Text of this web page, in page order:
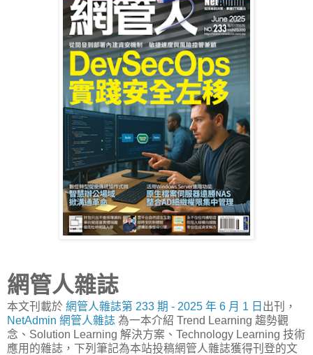
網管人雜誌
本文刊載於 網管人雜誌第 233 期 - 2025 年 6 月 1 日 出刊，
NetAdmin 網管人雜誌 為一本介紹 Trend Learning 趨勢觀
念、Solution Learning 解決方案、Technology Learning 技術
應用的雜誌，下列筆記為本站投稿網管人雜誌獲得刊登的文